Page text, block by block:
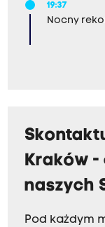
19:37
Nocny
Kraków -
naszych
Pod każdym